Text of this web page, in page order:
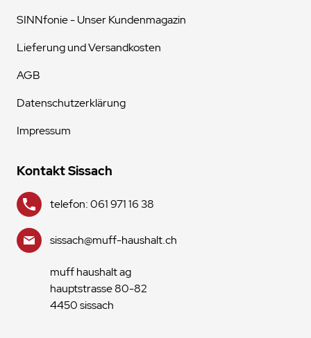
SINNfonie - Unser Kundenmagazin
Lieferung und Versandkosten
AGB
Datenschutzerklärung
Impressum
Kontakt Sissach
telefon: 061 971 16 38
sissach@muff-haushalt.ch
muff haushalt ag
hauptstrasse 80-82
4450 sissach